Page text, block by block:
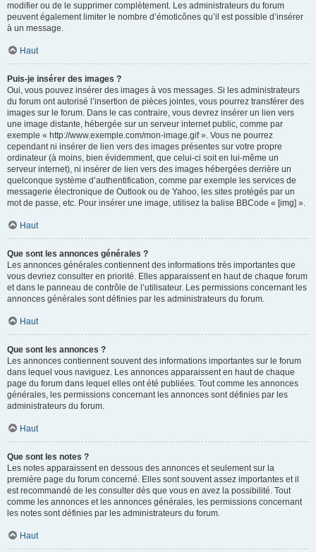
modifier ou de le supprimer complètement. Les administrateurs du forum
peuvent également limiter le nombre d’émoticônes qu’il est possible d’insérer
à un message.
Haut
Puis-je insérer des images ?
Oui, vous pouvez insérer des images à vos messages. Si les administrateurs
du forum ont autorisé l’insertion de pièces jointes, vous pourrez transférer des
images sur le forum. Dans le cas contraire, vous devrez insérer un lien vers
une image distante, hébergée sur un serveur internet public, comme par
exemple « http://www.exemple.com/mon-image.gif ». Vous ne pourrez
cependant ni insérer de lien vers des images présentes sur votre propre
ordinateur (à moins, bien évidemment, que celui-ci soit en lui-même un
serveur internet), ni insérer de lien vers des images hébergées derrière un
quelconque système d’authentification, comme par exemple les services de
messagerie électronique de Outlook ou de Yahoo, les sites protégés par un
mot de passe, etc. Pour insérer une image, utilisez la balise BBCode « [img] ».
Haut
Que sont les annonces générales ?
Les annonces générales contiennent des informations très importantes que
vous devriez consulter en priorité. Elles apparaissent en haut de chaque forum
et dans le panneau de contrôle de l’utilisateur. Les permissions concernant les
annonces générales sont définies par les administrateurs du forum.
Haut
Que sont les annonces ?
Les annonces contiennent souvent des informations importantes sur le forum
dans lequel vous naviguez. Les annonces apparaissent en haut de chaque
page du forum dans lequel elles ont été publiées. Tout comme les annonces
générales, les permissions concernant les annonces sont définies par les
administrateurs du forum.
Haut
Que sont les notes ?
Les notes apparaissent en dessous des annonces et seulement sur la
première page du forum concerné. Elles sont souvent assez importantes et il
est recommandé de les consulter dès que vous en avez la possibilité. Tout
comme les annonces et les annonces générales, les permissions concernant
les notes sont définies par les administrateurs du forum.
Haut